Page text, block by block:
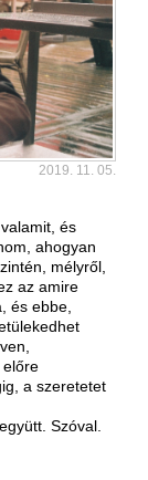
2019. 11. 05.
és
ahogyan
mélyről,
az amire
és ebbe,
előre
a szeretetet
Szóval.